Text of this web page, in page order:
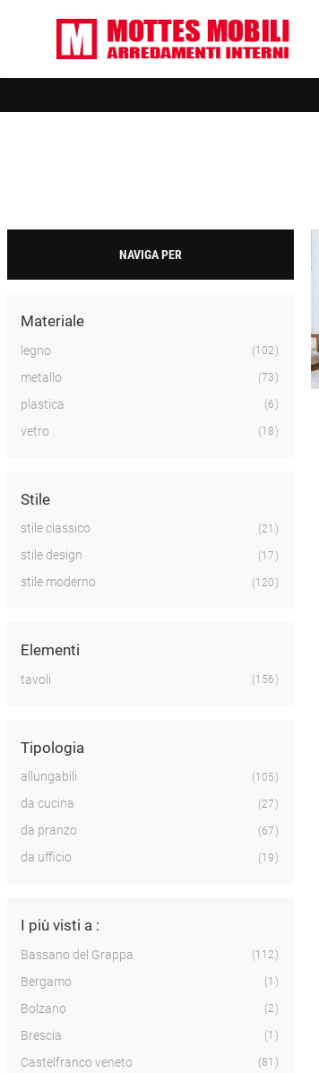
NAVIGA PER
Materiale
legno 102
metallo 73
plastica 6
vetro 18
Stile
stile classico 21
stile design 17
stile moderno 120
Elementi
tavoli 156
Tipologia
allungabili 105
da cucina 27
da pranzo 67
da ufficio 19
I più visti a :
Bassano del Grappa 112
Bergamo 1
Bolzano 2
Brescia 1
Castelfranco veneto 81